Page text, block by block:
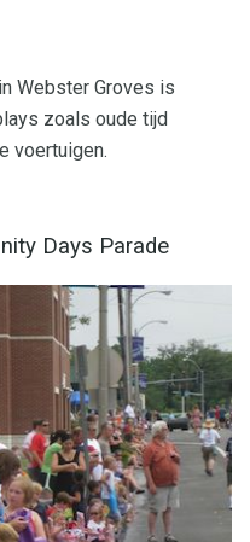
Webster Groves is
zoals oude tijd
voertuigen.
Days Parade